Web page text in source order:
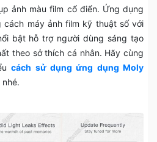
ảnh màu film cổ điển. Ứng dụng
máy ảnh film kỹ thuật số với
bật hỗ trợ người dùng sáng tạo
theo sở thích cá nhân. Hãy cùng
cách sử dụng ứng dụng Moly